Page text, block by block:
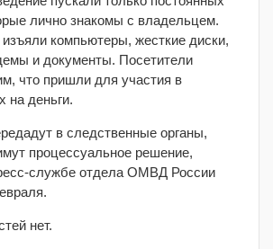
лично знакомы с владельцем.
компьютеры, жесткие диски,
и документы. Посетители
что пришли для участия в
на деньги.
в следственные органы,
процессуальное решение,
службе отдела ОМВД России
нет.